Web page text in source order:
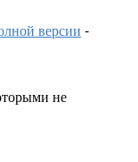
версии -
не